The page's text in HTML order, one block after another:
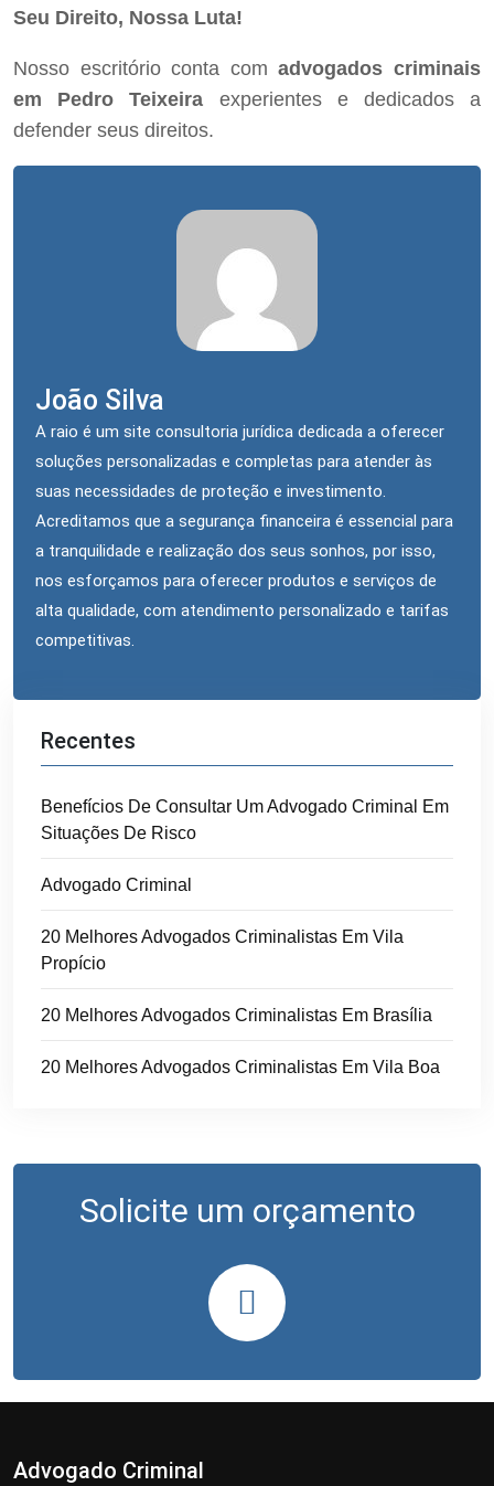
Seu Direito, Nossa Luta!
Nosso escritório conta comadvogados criminais
em Pedro Teixeira experientes e dedicados a
defender seus direitos.
João Silva
A raio é um site consultoria jurídica dedicada a oferecer
soluções personalizadas e completas para atender às
suas necessidades de proteção e investimento.
Acreditamos que a segurança financeira é essencial para
a tranquilidade e realização dos seus sonhos, por isso,
nos esforçamos para oferecer produtos e serviços de
alta qualidade, com atendimento personalizado e tarifas
competitivas.
Recentes
Benefícios De Consultar Um Advogado Criminal Em
Situações De Risco
Advogado Criminal
20 Melhores Advogados Criminalistas Em Vila
Propício
20 Melhores Advogados Criminalistas Em Brasília
20 Melhores Advogados Criminalistas Em Vila Boa
Solicite um orçamento
Advogado Criminal